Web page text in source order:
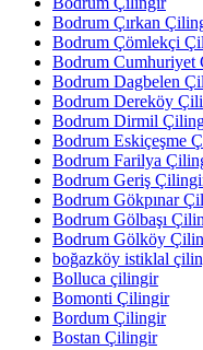
Bodrum Çırkan
Bodrum Çömlekçi
Bodrum Cumhuriyet
Bodrum Dagbelen
Bodrum Dereköy
Bodrum Dirmil
Bodrum Eskiçeşme
Bodrum Farilya
Bodrum Geriş
Bodrum Gökpınar
Bodrum Gölbaşı
Bodrum Gölköy
boğazköy istiklal
Bolluca çilingir
Bomonti Çilingir
Bordum Çilingir
Bostan Çilingir